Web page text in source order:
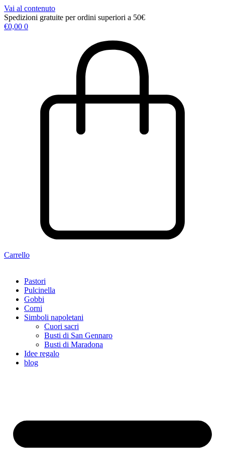
Vai al contenuto
Spedizioni gratuite per ordini superiori a 50€
€0,00 0
Carrello
Pastori
Pulcinella
Gobbi
Corni
Simboli napoletani
Cuori sacri
Busti di San Gennaro
Busti di Maradona
Idee regalo
blog